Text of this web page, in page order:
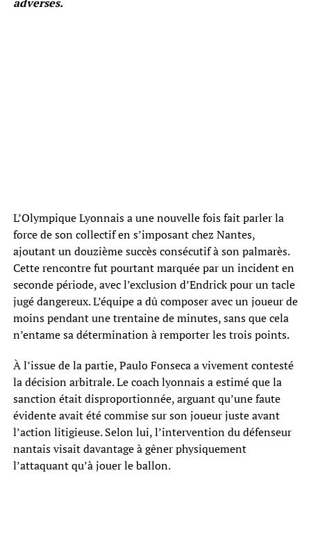
L’Olympique Lyonnais a une nouvelle fois fait parler la
force de son collectif en s’imposant chez Nantes,
ajoutant un douzième succès consécutif à son palmarès.
Cette rencontre fut pourtant marquée par un incident en
seconde période, avec l’exclusion d’Endrick pour un tacle
jugé dangereux. L’équipe a dû composer avec un joueur de
moins pendant une trentaine de minutes, sans que cela
n’entame sa détermination à remporter les trois points.
À l’issue de la partie, Paulo Fonseca a vivement contesté
la décision arbitrale. Le coach lyonnais a estimé que la
sanction était disproportionnée, arguant qu’une faute
évidente avait été commise sur son joueur juste avant
l’action litigieuse. Selon lui, l’intervention du défenseur
nantais visait davantage à gêner physiquement
l’attaquant qu’à jouer le ballon.